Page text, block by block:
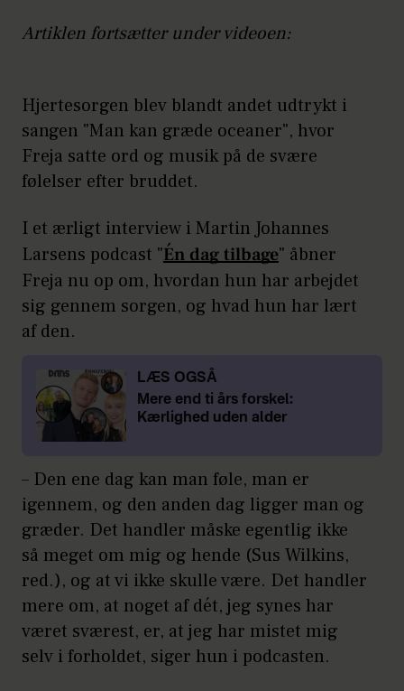
Artiklen fortsætter under videoen:
Hjertesorgen blev blandt andet udtrykt i
sangen "Man kan græde oceaner", hvor
Freja satte ord og musik på de svære
følelser efter bruddet.
I et ærligt interview i Martin Johannes
Larsens podcast "Én dag tilbage" åbner
Freja nu op om, hvordan hun har arbejdet
sig gennem sorgen, og hvad hun har lært
af den.
LÆS OGSÅ
Mere end ti års forskel:
Kærlighed uden alder
– Den ene dag kan man føle, man er
igennem, og den anden dag ligger man og
græder. Det handler måske egentlig ikke
så meget om mig og hende (Sus Wilkins,
red.), og at vi ikke skulle være. Det handler
mere om, at noget af dét, jeg synes har
været sværest, er, at jeg har mistet mig
selv i forholdet, siger hun i podcasten.